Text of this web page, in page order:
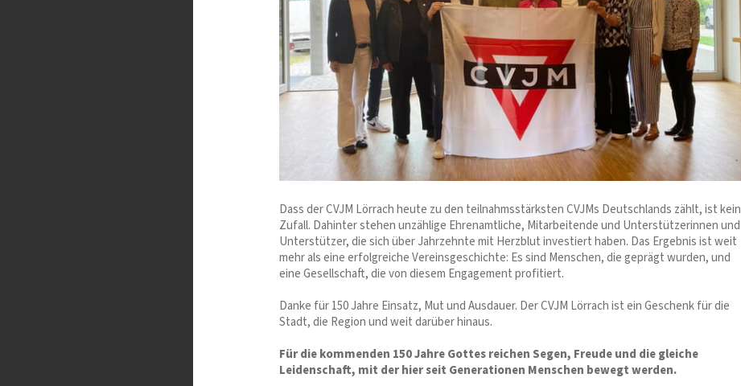
Dass der CVJM Lörrach heute zu den teilnahmsstärksten CVJMs Deutschlands zählt, ist kein
Zufall. Dahinter stehen unzählige Ehrenamtliche, Mitarbeitende und Unterstützerinnen und
Unterstützer, die sich über Jahrzehnte mit Herzblut investiert haben. Das Ergebnis ist weit
mehr als eine erfolgreiche Vereinsgeschichte: Es sind Menschen, die geprägt wurden, und
eine Gesellschaft, die von diesem Engagement profitiert.
Danke für 150 Jahre Einsatz, Mut und Ausdauer. Der CVJM Lörrach ist ein Geschenk für die
Stadt, die Region und weit darüber hinaus.
Für die kommenden 150 Jahre Gottes reichen Segen, Freude und die gleiche
Leidenschaft, mit der hier seit Generationen Menschen bewegt werden.